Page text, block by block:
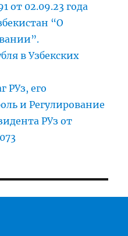
от 02.09.23 года
“О
в Узбекских
РУз, его
и Регулирование
РУз от